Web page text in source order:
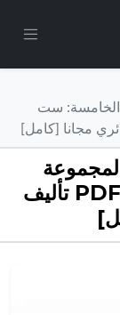
الخامسة: ست
الخامسة: ست وعشرون رسالة PDF تأليف